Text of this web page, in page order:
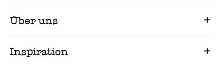
Über uns
Inspiration